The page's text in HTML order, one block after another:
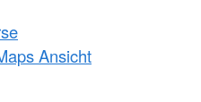
Ansicht